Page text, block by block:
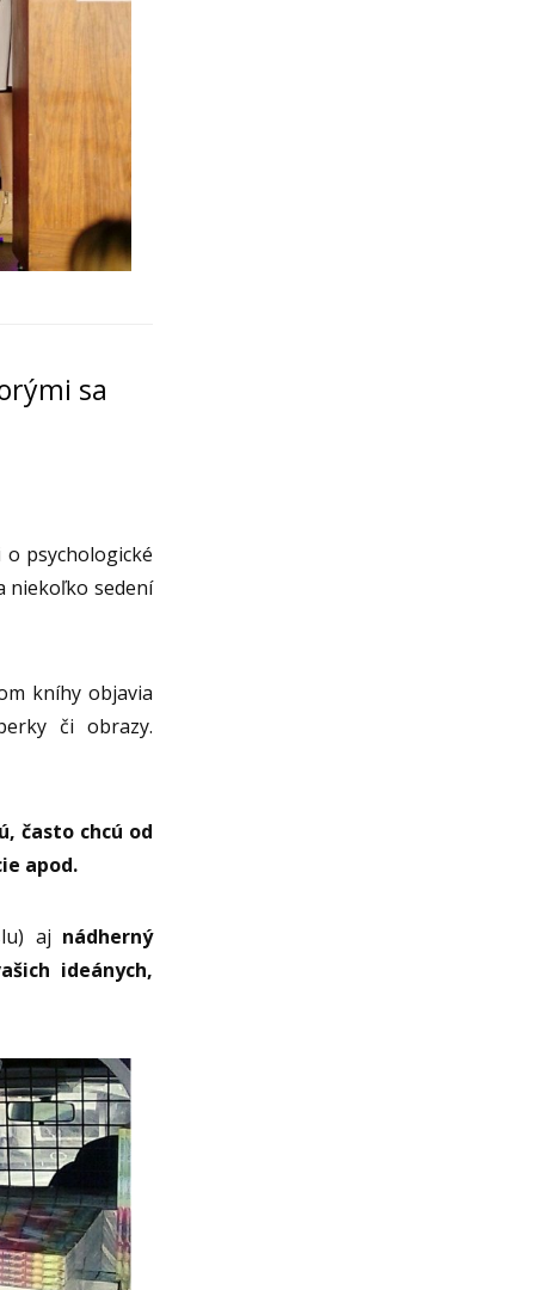
sa
psychologické
niekoľko sedení
kníhy objavia
či obrazy.
často chcú od
apod.
aj nádherný
ideánych,